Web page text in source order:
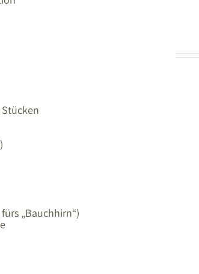
„Bauchhirn“)